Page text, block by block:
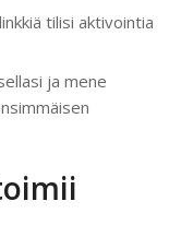
tilisi aktivointia
ja mene